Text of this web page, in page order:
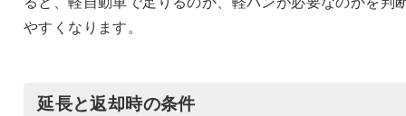
やすくなります。
延長と返却時の条件